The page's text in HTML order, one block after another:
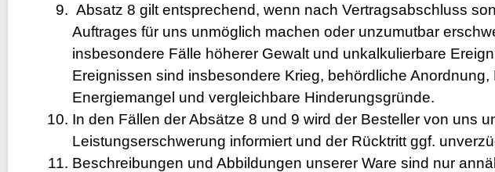
Absatz 8 gilt entsprechend, wenn nach Vertragsabschluss
Auftrages für uns unmöglich machen oder unzumutbar
insbesondere Fälle höherer Gewalt und unkalkulierbare
Ereignissen sind insbesondere Krieg, behördliche
Energiemangel und vergleichbare Hinderungsgründe.
In den Fällen der Absätze 8 und 9 wird der Besteller von uns
Leistungserschwerung informiert und der Rücktritt ggf.
Beschreibungen und Abbildungen unserer Ware sind nur